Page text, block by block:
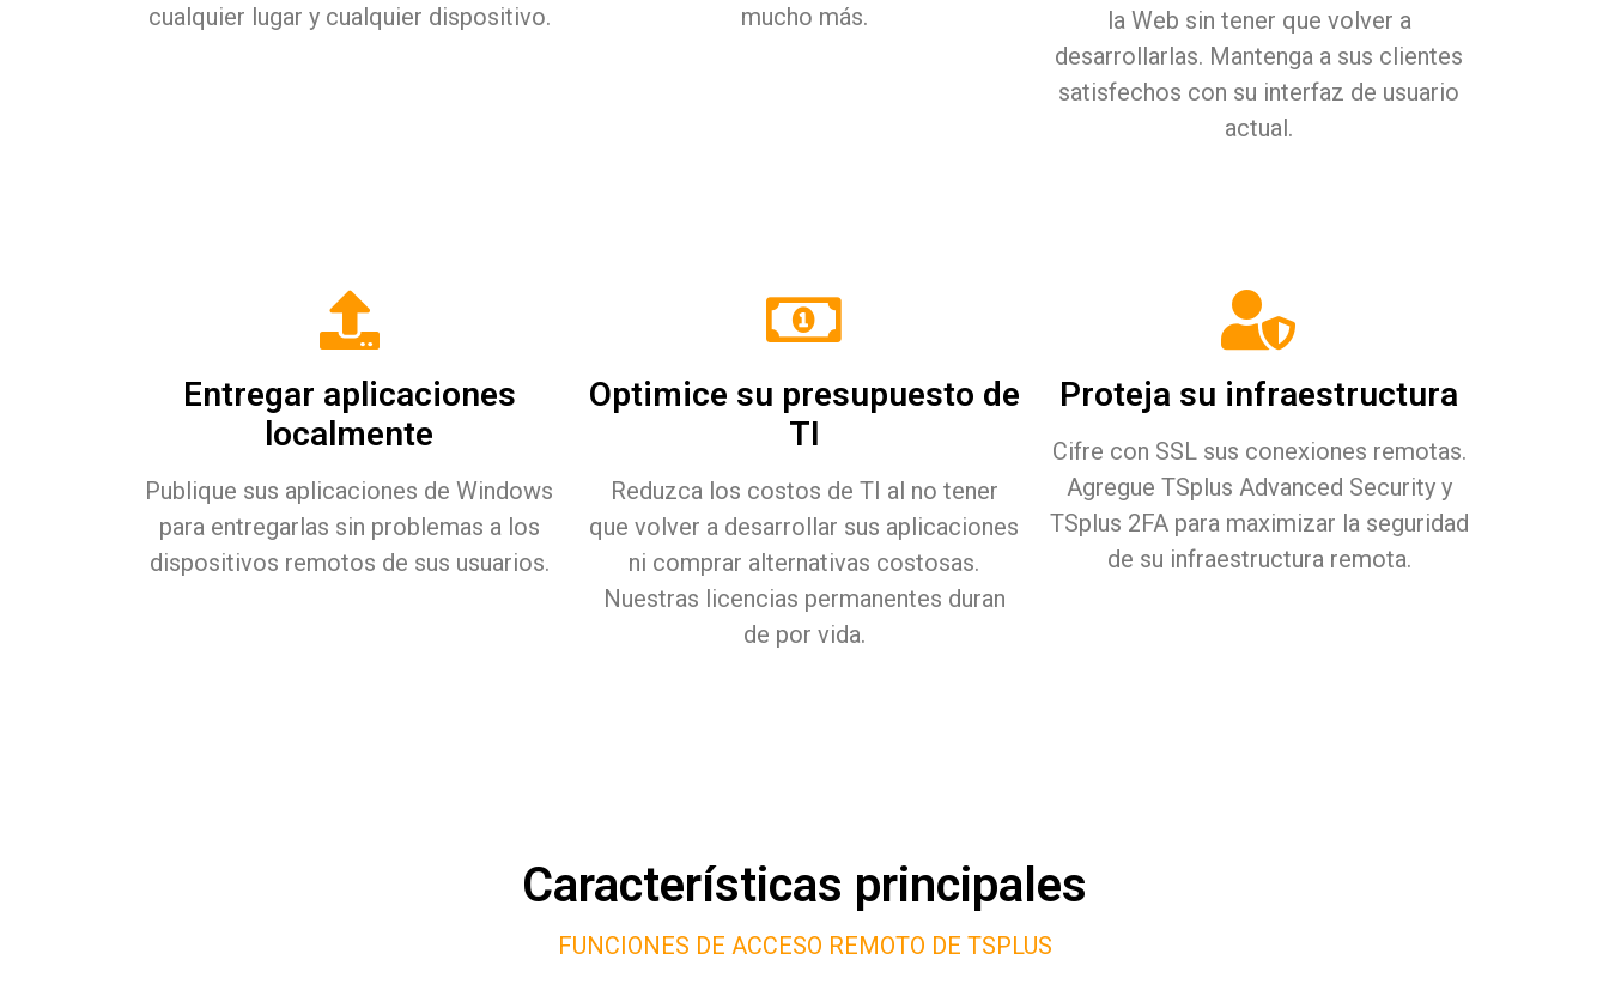
cualquier lugar y cualquier dispositivo.
mucho más.
la Web sin tener que volver a
desarrollarlas. Mantenga a sus clientes
satisfechos con su interfaz de usuario
actual.
Entregar aplicaciones
localmente
Publique sus aplicaciones de Windows
para entregarlas sin problemas a los
dispositivos remotos de sus usuarios.
Optimice su presupuesto de
TI
Reduzca los costos de TI al no tener
que volver a desarrollar sus aplicaciones
ni comprar alternativas costosas.
Nuestras licencias permanentes duran
de por vida.
Proteja su infraestructura
Cifre con SSL sus conexiones remotas.
Agregue TSplus Advanced Security y
TSplus 2FA para maximizar la seguridad
de su infraestructura remota.
Características principales
FUNCIONES DE ACCESO REMOTO DE TSPLUS